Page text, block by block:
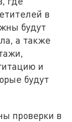
в
будут
а также
и
будут
проверки в